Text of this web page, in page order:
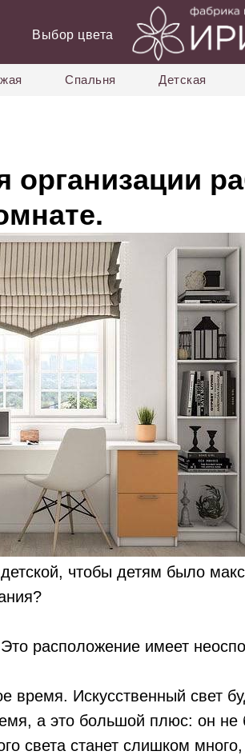
Спальня Детская
Выбор цвета
детской, чтобы детям было
расположение имеет
время. Искусственный свет
а это большой плюс: он не
света станет слишком